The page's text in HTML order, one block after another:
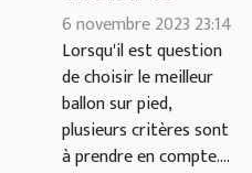
meilleur
ballon sur
pied : Guide
d'achat
6 novembre 2023 23:14
Lorsqu'il est question
de choisir le meilleur
ballon sur pied,
plusieurs critères sont
à prendre en compte....